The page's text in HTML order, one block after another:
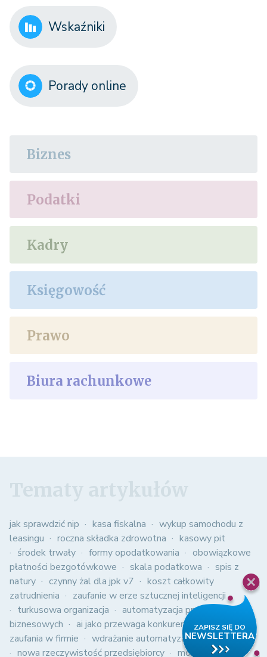
Wskaźniki
Porady online
Biznes
Podatki
Kadry
Księgowość
Prawo
Biura rachunkowe
jak sprawdzić nip kasa fiskalna
wykup samochodu z
leasingu
roczna składka zdrowotna
kasowy pit
środek trwały
formy opodatkowania
obowiązkowe
płatności bezgotówkowe
skala podatkowa
spis z
natury
czynny żal dla jpk v7
koszt całkowity
zatrudnienia
zaufanie w erze sztucznej inteligencji
turkusowa organizacja
automatyzacja procesów
biznesowych
ai jako przewaga konkurencyjna
kultura
zaufania w firmie
wdrażanie automatyzacji w firmie
nowa rzeczywistość przedsiębiorcy
modele